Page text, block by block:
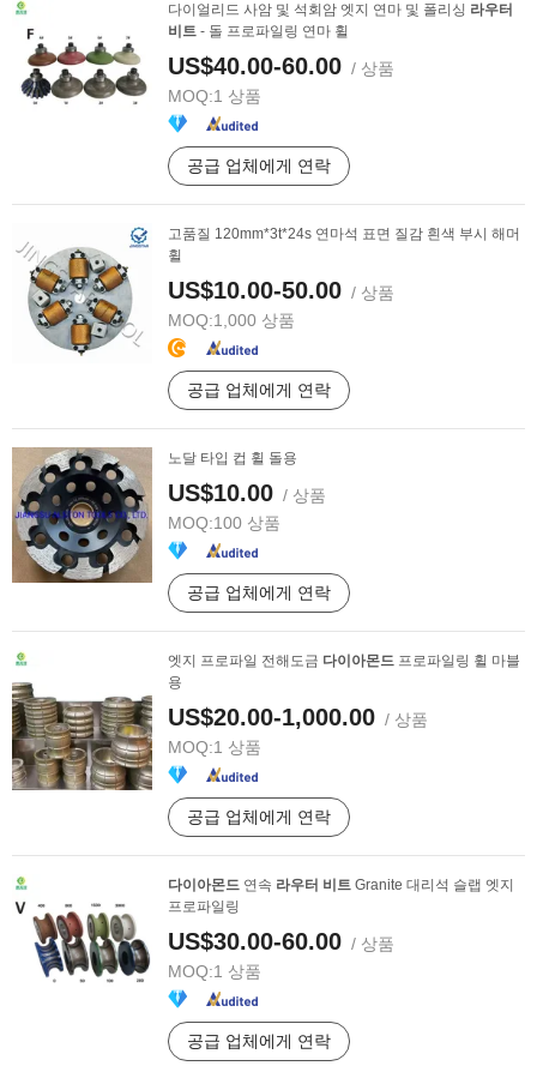
다이얼리드 사암 및 석회암 엣지 연마 및 폴리싱 라우터
비트 - 돌 프로파일링 연마 휠
US$40.00-60.00 / 상품
MOQ:1 상품
공급 업체에게 연락
고품질 120mm*3t*24s 연마석 표면 질감 흰색 부시 해머
휠
US$10.00-50.00 / 상품
MOQ:1,000 상품
공급 업체에게 연락
노달 타입 컵 휠 돌용
US$10.00 / 상품
MOQ:100 상품
공급 업체에게 연락
엣지 프로파일 전해도금 다이아몬드 프로파일링 휠 마블
용
US$20.00-1,000.00 / 상품
MOQ:1 상품
공급 업체에게 연락
다이아몬드 연속 라우터 비트 Granite 대리석 슬랩 엣지
프로파일링
US$30.00-60.00 / 상품
MOQ:1 상품
공급 업체에게 연락